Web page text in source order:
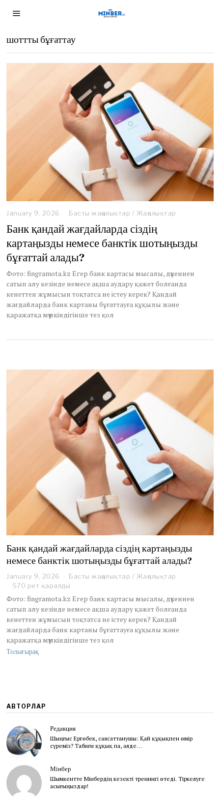
шоттты бұғаттау
January 9, 2026 Басты жаңалықтар / Жаңалықтар
Банк қандай жағдайларда сіздің
картаңызды немесе банктік шотыңызды
бұғаттай алады?
Фото: fingramota.kz Егер банк картасы мысалы, дүкеннен
сатып алу кезінде немесе ақша аудару қажет болғанда
кенеттен жұмысын тоқтатса не істеу керек? Қандай
жағдайларда банк картаны бұғаттауға құқылы және
қаражатқа мүмкіндігінше тез қол
Банк қандай жағдайларда сіздің картаңызды
немесе банктік шотыңызды бұғаттай алады?
January 9, 2026 Басты жаңалықтар / Жаңалықтар
570 рет қаралды
Фото: fingramota.kz Егер банк картасы мысалы, дүкеннен
сатып алу кезінде немесе ақша аудару қажет болғанда
кенеттен жұмысын тоқтатса не істеу керек? Қандай
жағдайларда банк картаны бұғаттауға құқылы және
қаражатқа мүмкіндігінше тез қол
Толығырақ
АВТОРЛАР
Редакция
Шыңғыс Ергөбек, cаясаттанушы: Қай құқықпен өмір
сүреміз? Табиғи құқық па, әлде…
Мінбер
Шымкентте Мінбердің кезекті тренингі өтеді. Тіркелуге
асығыңыздар!